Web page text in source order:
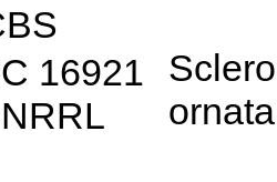
16921
ornata